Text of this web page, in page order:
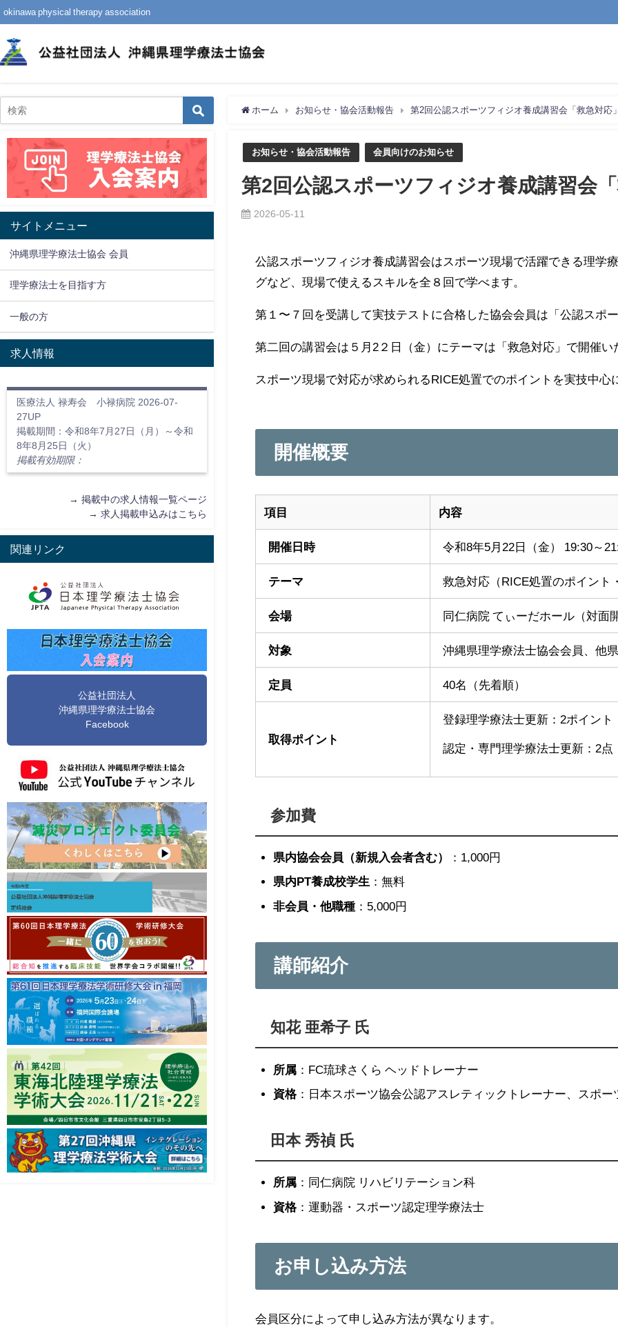
okinawa physical therapy association
ホーム お知らせ・協会活動報告 第2回公認スポーツフィジオ養成講習会「救急対応
お知らせ・協会活動報告 会員向けのお知らせ
第2回公認スポーツフィジオ養成講習会
2026-05-11
公認スポーツフィジオ養成講習会はスポーツ現場で活躍できる理学
グなど、現場で使えるスキルを全８回で学べます。
第１〜７回を受講して実技テストに合格した協会会員は「公認スポ
第二回の講習会は５月 2 ２日（金）にテーマは「救急対応」で開催い
スポーツ現場で対応が求められるRICE処置でのポイントを実技中心
開催概要
項目 内容
開催日時 令和8年5月22日（金） 19:30～
テーマ 救急対応（RICE処置のポイント
会場 同仁病院 てぃーだホール（対面
対象 沖縄県理学療法士協会会員、他
定員 40名（先着順）
取得ポイント
登録理学療法士更新：2ポイント
認定・専門理学療法士更新：2点
参加費
県内協会会員（新規入会者含む） ：1,000円
県内PT養成校学生 ：無料
非会員・他職種：5,000円
講師紹介
知花 亜希子 氏
所属：FC琉球さくら ヘッドトレーナー
資格：日本スポーツ協会公認アスレティックトレーナー、スポー
田本 秀禎 氏
所属：同仁病院 リハビリテーション科
資格：運動器・スポーツ認定理学療法士
お申し込み方法
会員区分によって申し込み方法が異なります。
サイトメニュー
沖縄県理学療法士協会 会員
理学療法士を目指す方
一般の方
求人情報
医療法人 禄寿会 小禄病院 2026-07-
27UP
掲載期間：令和8年7月27日（月）～令和
8年8月25日（火）
掲載有効期限：
→ 掲載中の求人情報一覧ページ
→ 求人掲載申込みはこちら
関連リンク
公益社団法人
沖縄県理学療法士協会
Facebook